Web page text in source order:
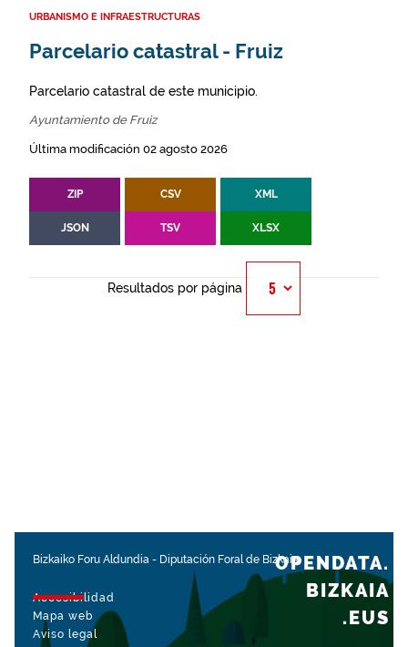
URBANISMO E INFRAESTRUCTURAS
Parcelario catastral - Fruiz
Parcelario catastral de este municipio.
Ayuntamiento de Fruiz
Última modificación 02 agosto 2026
ZIP CSV XML
JSON TSV XLSX
Resultados por página
Bizkaiko Foru Aldundia - Diputación Foral de Bizkaia
Accesibilidad
Mapa web
Aviso legal
OPENDATA.
BIZKAIA
.EUS